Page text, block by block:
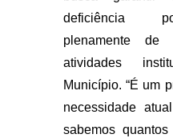
deficiência
plenamente de
atividades
Município. “É um
necessidade
sabemos